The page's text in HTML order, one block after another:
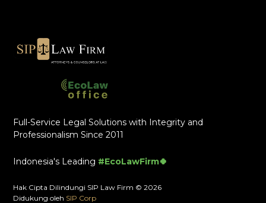
Full-Service Legal Solutions with Integrity and
Professionalism Since 2011
Indonesia's Leading #EcoLawFirm🍀
Hak Cipta Dilindungi SIP Law Firm © 2026
Didukung oleh SIP Corp